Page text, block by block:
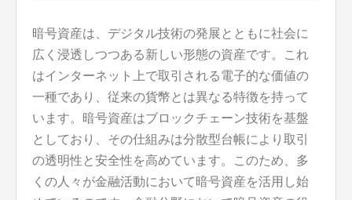
暗号資産は、デジタル技術の発展とともに社会に
広く浸透しつつある新しい形態の資産です。
これ
はインターネット上で取引される電子的な価値の
一種であり、従来の貨幣とは異なる特徴を持って
います。暗号資産はブロックチェーン技術を基盤
としており、その仕組みは分散型台帳により取引
の透明性と安全性を高めています。このため、多
くの人々が金融活動において暗号資産を活用し始